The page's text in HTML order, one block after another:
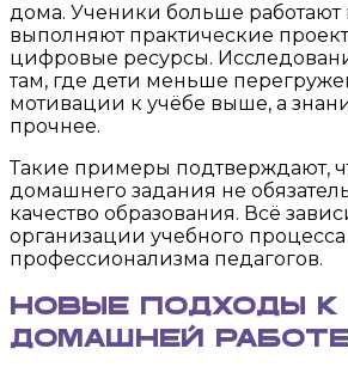
дома. Ученики больше работают
выполняют практические
цифровые ресурсы.
там, где дети меньше
мотивации к учёбе выше, а
прочнее.
Такие примеры подтверждают,
домашнего задания не
качество образования. Всё
организации учебного
профессионализма педагогов.
Новые подходы к
домашней